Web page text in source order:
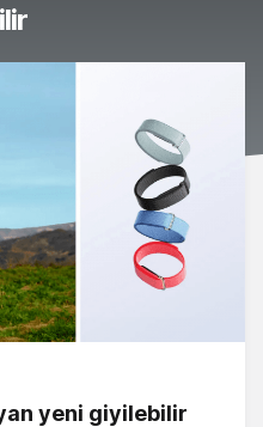
yeni giyilebilir